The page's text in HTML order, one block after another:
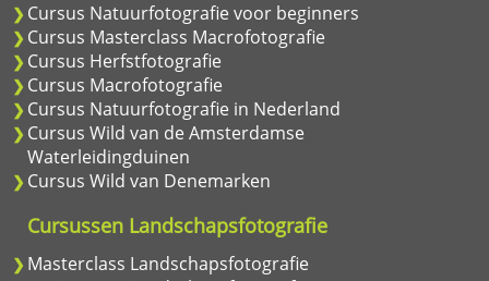
Cursus Natuurfotografie voor beginners
Cursus Masterclass Macrofotografie
Cursus Herfstfotografie
Cursus Macrofotografie
Cursus Natuurfotografie in Nederland
Cursus Wild van de Amsterdamse
Waterleidingduinen
Cursus Wild van Denemarken
Cursussen Landschapsfotografie
Masterclass Landschapsfotografie